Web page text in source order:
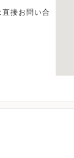
接お問い合